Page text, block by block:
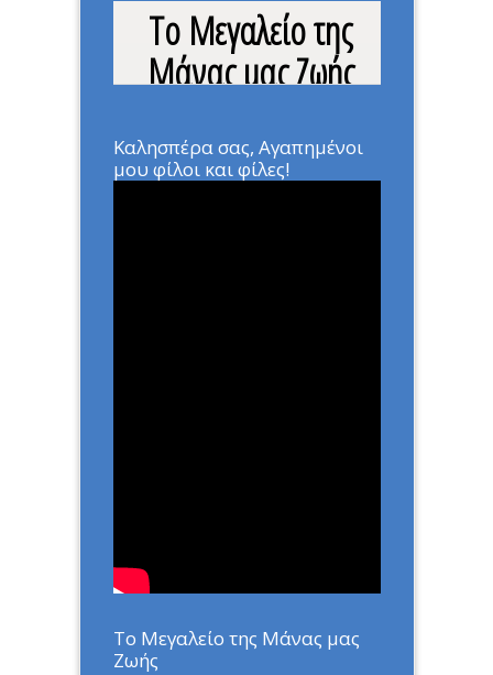
Το Μεγαλείο της
Μάνας μας Ζωής
Καλησπέρα σας, Αγαπημένοι
μου φίλοι και φίλες!
Το Μεγαλείο της Μάνας μας
Ζωής